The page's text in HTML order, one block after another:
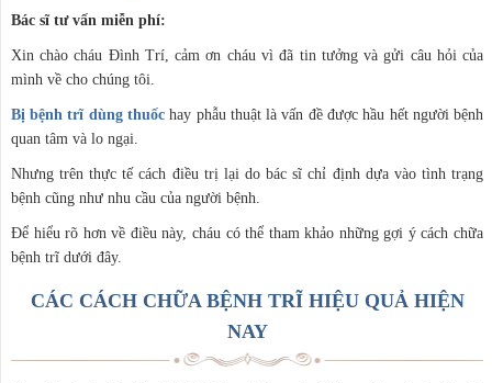
Bác sĩ tư vấn miễn phí:
Xin chào cháu Đình Trí, cảm ơn cháu vì đã tin tưởng và gửi câu hỏi của
mình về cho chúng tôi.
Bị bệnh trĩ dùng thuốc hay phẫu thuật là vấn đề được hầu hết người bệnh
quan tâm và lo ngại.
Nhưng trên thực tế cách điều trị lại do bác sĩ chỉ định dựa vào tình trạng
bệnh cũng như nhu cầu của người bệnh.
Để hiểu rõ hơn về điều này, cháu có thể tham khảo những gợi ý cách chữa
bệnh trĩ dưới đây.
CÁC CÁCH CHỮA BỆNH TRĨ HIỆU QUẢ HIỆN
NAY